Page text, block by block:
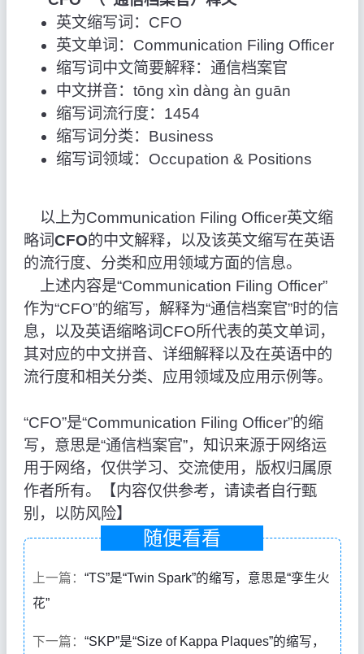
英文缩写词：CFO
英文单词：Communication Filing Officer
缩写词中文简要解释：通信档案官
中文拼音：tōng xìn dàng àn guān
缩写词流行度：1454
缩写词分类：Business
缩写词领域：Occupation & Positions
以上为Communication Filing Officer英文缩
略词CFO的中文解释，以及该英文缩写在英语
的流行度、分类和应用领域方面的信息。
上述内容是“Communication Filing Officer”
作为“CFO”的缩写，解释为“通信档案官”时的信
息，以及英语缩略词CFO所代表的英文单词，
其对应的中文拼音、详细解释以及在英语中的
流行度和相关分类、应用领域及应用示例等。
“CFO”是“Communication Filing Officer”的缩
写，意思是“通信档案官”，知识来源于网络运
用于网络，仅供学习、交流使用，版权归属原
作者所有。【内容仅供参考，请读者自行甄
别，以防风险】
随便看看
上一篇： “TS”是“Twin Spark”的缩写，意思是“孪生火
花”
下一篇： “SKP”是“Size of Kappa Plaques”的缩写，